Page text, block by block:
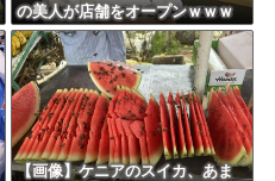
の美人が店舗をオープンｗｗｗ
ｗｗｗｗｗｗｗｗｗ
【画像】ケニアのスイカ、あま